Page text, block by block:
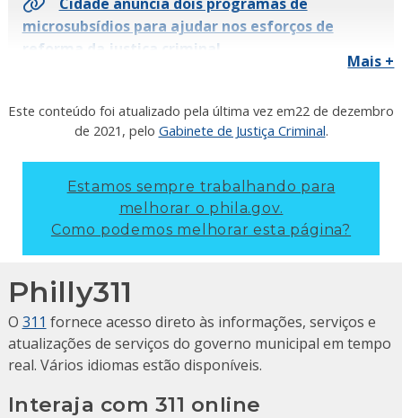
microsubsídios para ajudar nos esforços de
reforma da justiça criminal
estabelecido para o MacArthur Challenge
Cidade premiada com 4 milhões pelo
MacArthur Safety and Justice Challenge
Cidade envia proposta da Fundação
MacArthur para o terceiro e quarto anos
Câmara municipal aprova orçamento
operacional e plano quinquenal do prefeito
Departamento de Prisões anuncia planos
para fechar a Casa de Correção
Mais +
Este conteúdo foi atualizado pela última vez em22 de dezembro
de 2021 , pelo Gabinete de Justiça Criminal.
Estamos sempre trabalhando para
melhorar o phila.gov.
Como podemos melhorar esta página?
Philly311
O 311 fornece acesso direto às informações, serviços e
atualizações de serviços do governo municipal em tempo
real. Vários idiomas estão disponíveis.
Interaja com 311 online